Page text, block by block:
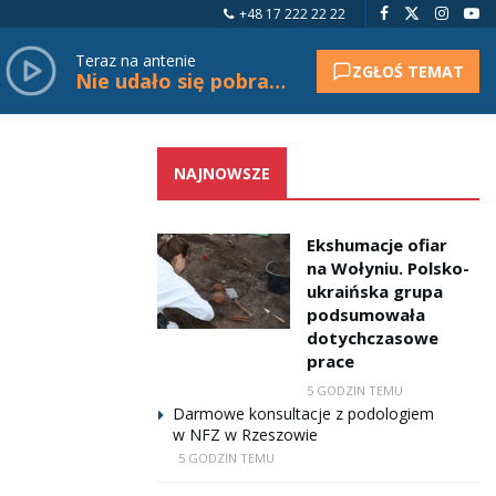
+48 17 222 22 22
Teraz na antenie
Nie udało się pobrać tytułu. ZGŁOŚ TEMAT
NAJNOWSZE
Ekshumacje ofiar
na Wołyniu. Polsko-
ukraińska grupa
podsumowała
dotychczasowe
prace
5 GODZIN TEMU
Darmowe konsultacje z podologiem
w NFZ w Rzeszowie
5 GODZIN TEMU